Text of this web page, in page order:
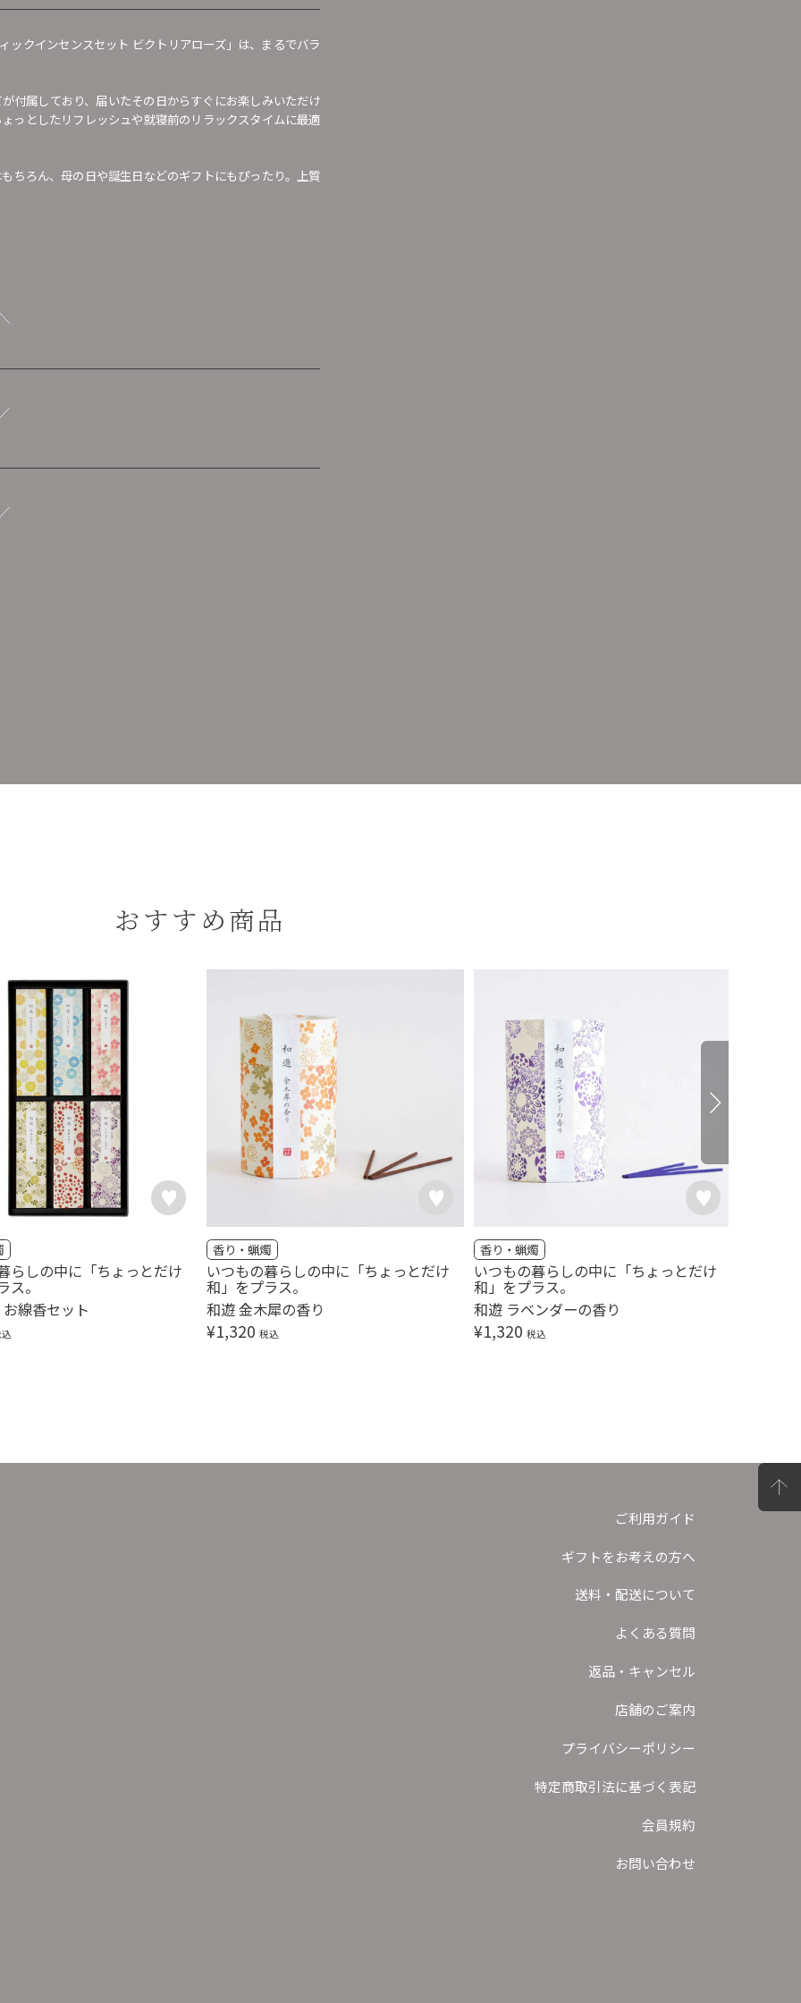
ックインセンスセット ビクトリアローズ」は、まるでバラ
付属しており、届いたその日からすぐにお楽しみいただけ
っとしたリフレッシュや就寝前のリラックスタイムに最適
ちろん、母の日や誕生日などのギフトにもぴったり。上質
おすすめ商品
線香セット
らしの中に「ちょっとだけ
ス。
和遊 金木犀の香り
香り・蝋燭
¥1,320 税込
いつもの暮らしの中に「ちょっとだけ
和」をプラス。
和遊 ラベンダーの香り
香り・蝋燭
¥1,320 税込
いつもの暮らしの中に「ちょっとだけ
和」をプラス。
ご利用ガイド
ギフトをお考えの方へ
送料・配送について
よくある質問
返品・キャンセル
店舗のご案内
プライバシーポリシー
特定商取引法に基づく表記
会員規約
お問い合わせ